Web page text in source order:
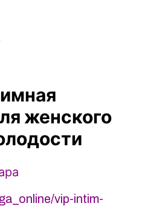
женского
vip-intim-